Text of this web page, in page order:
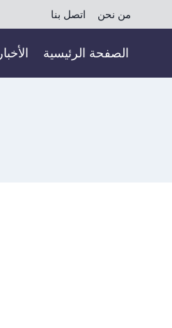
إلى
من نحن اتصل بنا
الصفحة الرئيسية الأخبار